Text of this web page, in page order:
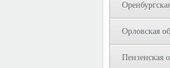
Орловская
Пензенская